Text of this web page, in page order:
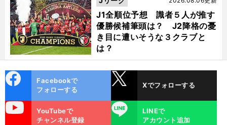
J1全順位予想 識者５人が推す
優勝候補筆頭は？ J2降格の憂
き目に遭いそうな３クラブと
は？
ok
Facebookで
フォローする
Xでフォローする
YouTubeで
チャンネル登録
LINE
LINEで
アカウント追加